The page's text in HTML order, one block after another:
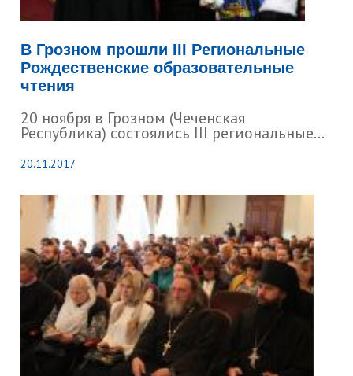
В Грозном прошли III Региональные
Рождественские образовательные
чтения
20 ноября в Грозном (Чеченская
Республика) состоялись III региональные...
20.11.2017